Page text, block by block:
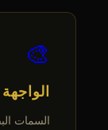
🎨
السمات